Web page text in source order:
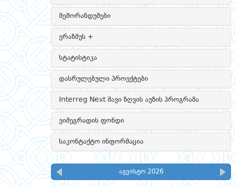
მემორანდუმები
ერაზმუს +
სტატისტიკა
დასრულებული პროექტები
Interreg Next შავი ზღვის აუზის პროგრამა
ვიშეგრადის ფონდი
საკონტაქტო ინფორმაცია
აგვისტო 2026